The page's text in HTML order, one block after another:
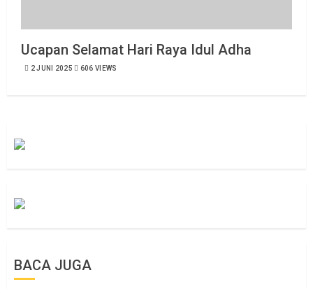
Ucapan Selamat Hari Raya Idul Adha
2 JUNI 2025 606 VIEWS
BACA JUGA